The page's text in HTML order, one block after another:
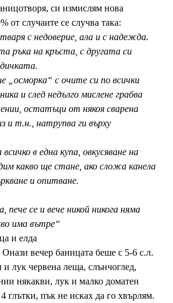
си измислям нова
от случаите се случва така:
с недоверие, ала и с надежда.
ръка на кръста, с другата си
„осморка“ с очите си по всички
и след недълго мислене грабва
остатъци от някоя сварена
и т.н., натрупва ги върху
в една купа, овкусяване на
какво ще стане, ако сложа канела
и опитване.
пече се и вече никой никога няма
има вътре“
вечер баницата беше с 5-6 с.л.
и лук червена леща, слънчоглед,
някакви, лук и малко доматен
глътки, пък не исках да го хвърлям.